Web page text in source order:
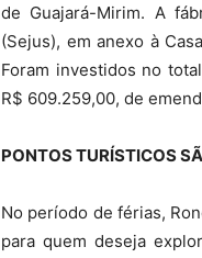
de Guajará-Mirim. A
(Sejus), em anexo à
Foram investidos no
R$ 609.259,00, de
PONTOS TURÍSTICOS
No período de férias,
para quem deseja